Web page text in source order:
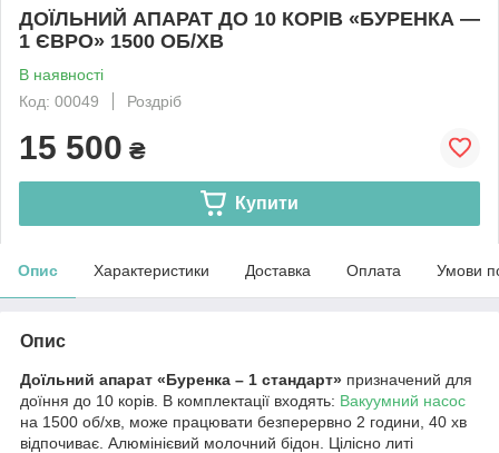
ДОЇЛЬНИЙ АПАРАТ ДО 10 КОРІВ «БУРЕНКА —
1 ЄВРО» 1500 ОБ/ХВ
В наявності
Код: 00049
Роздріб
15 500 ₴
Купити
Опис Характеристики Доставка Оплата Умови
Опис
Доїльний апарат «Буренка – 1 стандарт» призначений для
доїння до 10 корів. В комплектації входять: Вакуумний насос
на 1500 об/хв, може працювати безперервно 2 години, 40 хв
відпочиває. Алюмінієвий молочний бідон. Цілісно литі